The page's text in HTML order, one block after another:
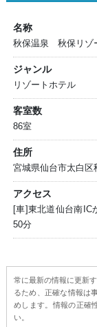
名称
秋保温泉 秋保リゾ
ジャンル
リゾートホテル
客室数
86室
住所
宮城県仙台市太白区
アクセス
[車]東北道仙台南IC
50分
常に最新の情報に更新
るため、正確な情報は
めします。情報の正確
い。